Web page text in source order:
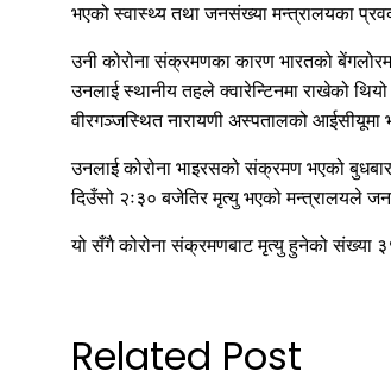
भएको स्वास्थ्य तथा जनसंख्या मन्त्रालयका
उनी कोरोना संक्रमणका कारण भारतको
उनलाई स्थानीय तहले क्वारेन्टिनमा राखेको
वीरगञ्जस्थित नारायणी अस्पतालको आईसीयूमा
उनलाई कोरोना भाइरसको संक्रमण भएको बुधबार
दिउँसो २ः३० बजेतिर मृत्यु भएको मन्त्रालयले
यो सँगै कोरोना संक्रमणबाट मृत्यु हुनेको संख्या
Related Post